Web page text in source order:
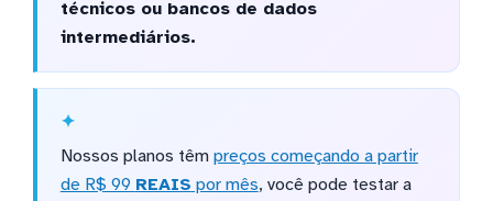
técnicos ou bancos de dados
intermediários.
Nossos planos têm preços começando a partir
de R$ 99 REAIS por mês, você pode testar a